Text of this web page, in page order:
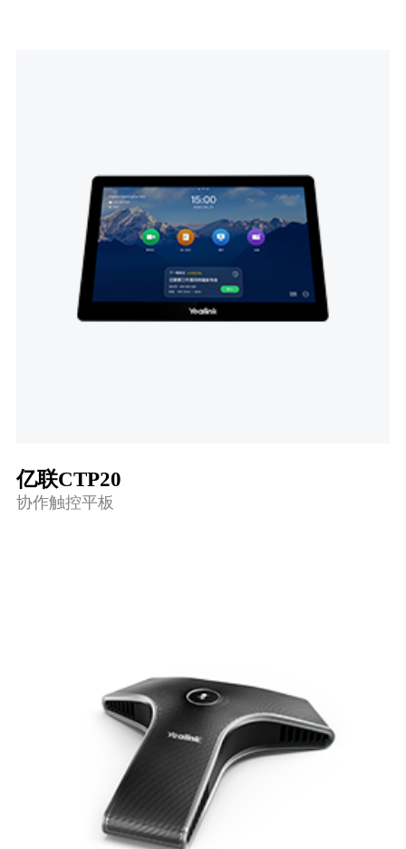
亿联CTP20
协作触控平板